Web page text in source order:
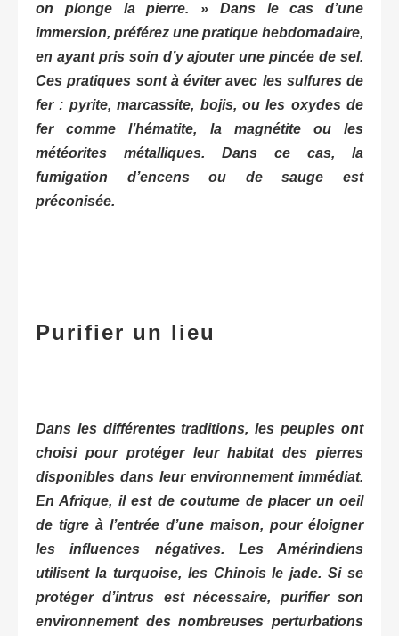
on plonge la pierre. » Dans le cas d’une
immersion, préférez une pratique hebdomadaire,
en ayant pris soin d’y ajouter une pincée de sel.
Ces pratiques sont à éviter avec les sulfures de
fer : pyrite, marcassite, bojis, ou les oxydes de
fer comme l’hématite, la magnétite ou les
météorites métalliques. Dans ce cas, la
fumigation d’encens ou de sauge est
préconisée.
Purifier un lieu
Dans les différentes traditions, les peuples ont
choisi pour protéger leur habitat des pierres
disponibles dans leur environnement immédiat.
En Afrique, il est de coutume de placer un oeil
de tigre à l’entrée d’une maison, pour éloigner
les influences négatives. Les Amérindiens
utilisent la turquoise, les Chinois le jade. Si se
protéger d’intrus est nécessaire, purifier son
environnement des nombreuses perturbations